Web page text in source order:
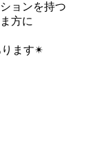
ョンを持つ
方に
ります✴︎